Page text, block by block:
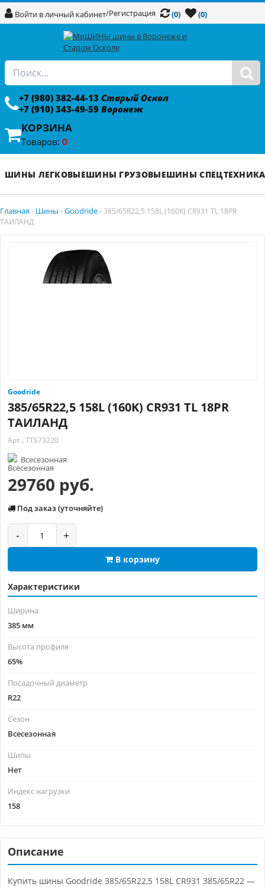
Войти в личный кабинет/Регистрация (0) (0)
+7 (980) 382-44-13 Старый Оскол
+7 (910) 343-49-59 Воронеж
КОРЗИНА
Товаров: 0
ШИНЫ ЛЕГКОВЫЕШИНЫ ГРУЗОВЫЕШИНЫ СПЕЦТЕХНИКА
Главная › Шины › Goodride › 385/65R22,5 158L (160K) CR931 TL 18PR
ТАИЛАНД
Goodride
385/65R22,5 158L (160K) CR931 TL 18PR
ТАИЛАНД
Арт.: TTS73220
Всесезонная
29760 руб.
Под заказ (уточняйте)
- +
В корзину
Характеристики
Ширина
385 мм
Высота профиля
65%
Посадочный диаметр
R22
Сезон
Всесезонная
Шипы
Нет
Индекс нагрузки
158
Описание
Купить шины Goodride 385/65R22,5 158L CR931 385/65R22 —